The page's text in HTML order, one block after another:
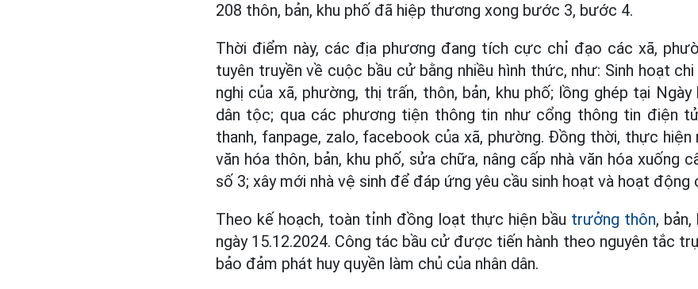
208 thôn, bản, khu phố đã hiệp thương xong bước 3, bước 4.
Thời điểm này, các địa phương đang tích cực chỉ đạo các xã,
tuyên truyền về cuộc bầu cử bằng nhiều hình thức, như: Sinh hoạt
nghị của xã, phường, thị trấn, thôn, bản, khu phố; lồng ghép tại
dân tộc; qua các phương tiện thông tin như cổng thông tin điện
thanh, fanpage, zalo, facebook của xã, phường. Đồng thời, thực
văn hóa thôn, bản, khu phố, sửa chữa, nâng cấp nhà văn hóa xuống
số 3; xây mới nhà vệ sinh để đáp ứng yêu cầu sinh hoạt và hoạt động
Theo kế hoạch, toàn tỉnh đồng loạt thực hiện bầu trưởng thôn,
ngày 15.12.2024. Công tác bầu cử được tiến hành theo nguyên tắc
bảo đảm phát huy quyền làm chủ của nhân dân.